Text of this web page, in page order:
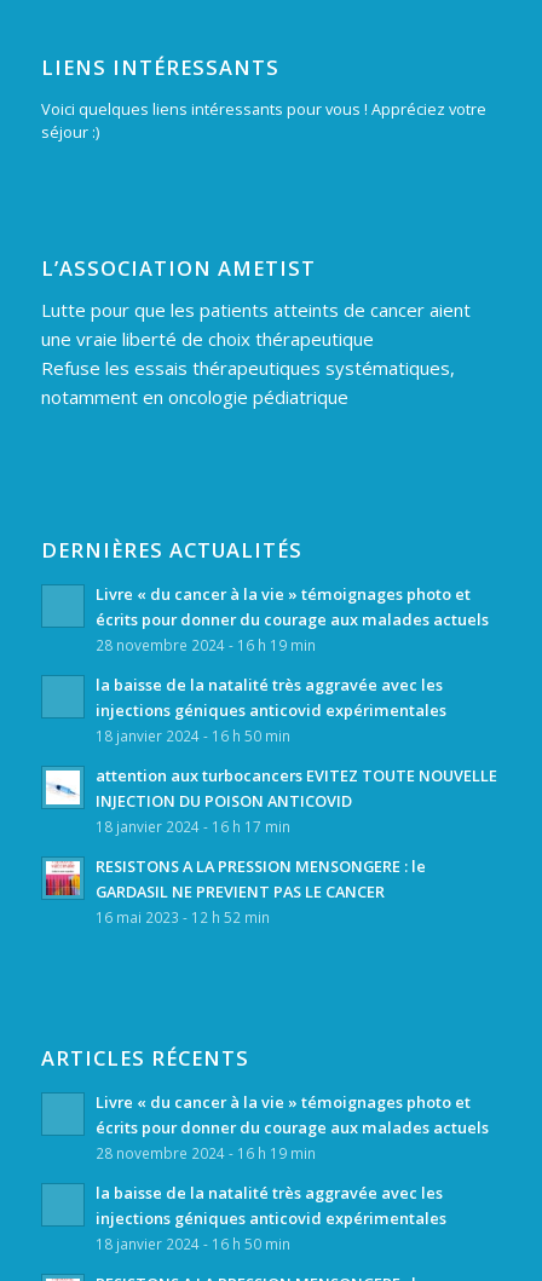
LIENS INTÉRESSANTS
Voici quelques liens intéressants pour vous ! Appréciez votre
séjour :)
L’ASSOCIATION AMETIST
Lutte pour que les patients atteints de cancer aient
une vraie liberté de choix thérapeutique
Refuse les essais thérapeutiques systématiques,
notamment en oncologie pédiatrique
DERNIÈRES ACTUALITÉS
Livre « du cancer à la vie » témoignages photo et
écrits pour donner du courage aux malades actuels
28 novembre 2024 - 16 h 19 min
la baisse de la natalité très aggravée avec les
injections géniques anticovid expérimentales
18 janvier 2024 - 16 h 50 min
attention aux turbocancers EVITEZ TOUTE NOUVELLE
INJECTION DU POISON ANTICOVID
18 janvier 2024 - 16 h 17 min
RESISTONS A LA PRESSION MENSONGERE : le
GARDASIL NE PREVIENT PAS LE CANCER
16 mai 2023 - 12 h 52 min
ARTICLES RÉCENTS
Livre « du cancer à la vie » témoignages photo et
écrits pour donner du courage aux malades actuels
28 novembre 2024 - 16 h 19 min
la baisse de la natalité très aggravée avec les
injections géniques anticovid expérimentales
18 janvier 2024 - 16 h 50 min